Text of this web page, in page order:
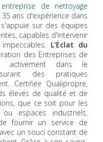
entreprise de nettoyage
ans d'expérience dans
sur des équipes
capables d'intervenir
L'Éclat du
des Entreprises de
activement dans le
des pratiques
Certifiée Qualipropre,
élevés de qualité et de
que ce soit pour les
ou espaces industriels.
fournir un service de
un souci constant de